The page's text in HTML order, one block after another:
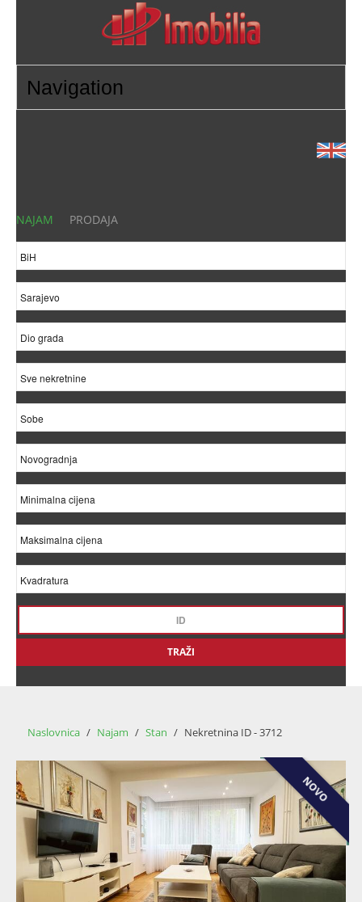
NAJAM PRODAJA
TRAŽI
Naslovnica / Najam / Stan / Nekretnina ID - 3712
NOVO